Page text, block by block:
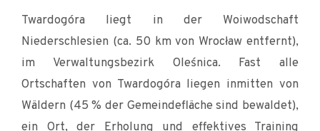
Twardogóra liegt in der Woiwodschaft
Niederschlesien (ca. 50 km von Wrocław entfernt),
im Verwaltungsbezirk Oleśnica. Fast alle
Ortschaften von Twardogóra liegen inmitten von
Wäldern (45 % der Gemeindefläche sind bewaldet),
ein Ort, der Erholung und effektives Training